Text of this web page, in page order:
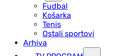
Fudbal
Košarka
Tenis
Ostali sportovi
Arhiva